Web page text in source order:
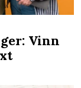
Vinn